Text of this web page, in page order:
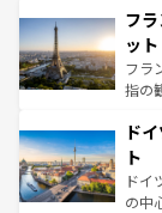
なお
しい。
文化
れる
る。
アー
せる
ンテ
フ
ット
フラ
指の
で、
聖堂
から
れ、
ド
ト
ドイ
の中